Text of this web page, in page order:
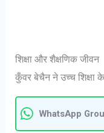
शिक्षा और शैक्षणिक जीवन
कुँवर बेचैन ने उच्च शिक्षा
WhatsApp